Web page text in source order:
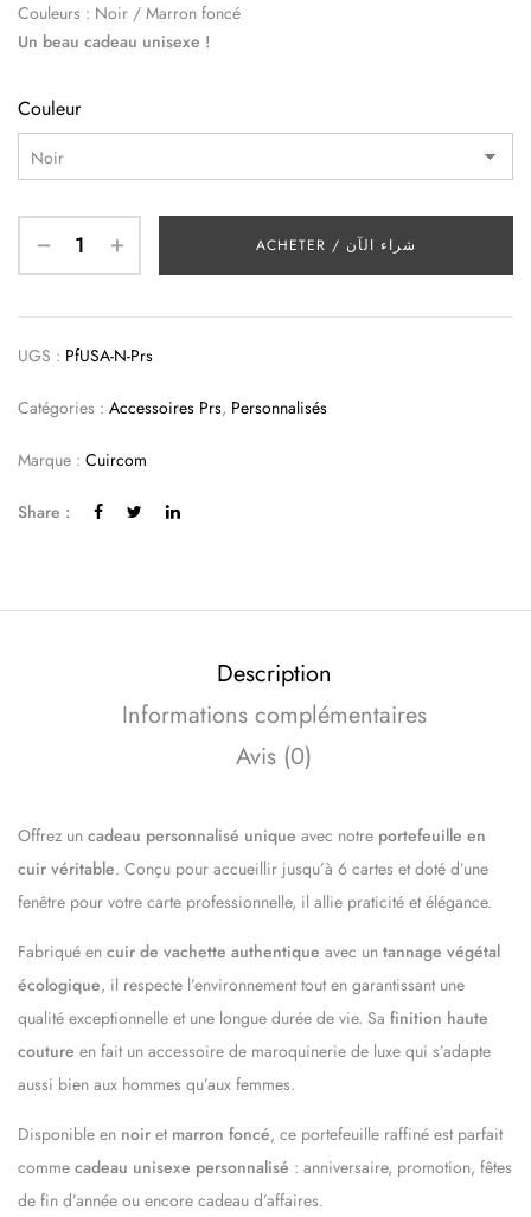
Couleurs : Noir / Marron foncé
Un beau cadeau unisexe !
Couleur
ACHETER / شراء الآن
UGS : PfUSA-N-Prs
Catégories : Accessoires Prs, Personnalisés
Marque : Cuircom
Share :
Description
Informations complémentaires
Avis (0)
Offrez un cadeau personnalisé unique avec notre portefeuille en
cuir véritable. Conçu pour accueillir jusqu’à 6 cartes et doté d’une
fenêtre pour votre carte professionnelle, il allie praticité et élégance.
Fabriqué en cuir de vachette authentique avec un tannage végétal
écologique, il respecte l’environnement tout en garantissant une
qualité exceptionnelle et une longue durée de vie. Sa finition haute
couture en fait un accessoire de maroquinerie de luxe qui s’adapte
aussi bien aux hommes qu’aux femmes.
Disponible en noir et marron foncé, ce portefeuille raffiné est parfait
comme cadeau unisexe personnalisé : anniversaire, promotion, fêtes
de fin d’année ou encore cadeau d’affaires.